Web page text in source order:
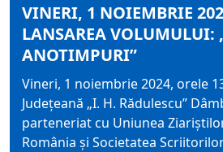
VINERI, 1 NOIEMBRIE
LANSAREA VOLUMULUI:
ANOTIMPURI”
Vineri, 1 noiembrie 2024, orele
Judeţeană „I. H. Rădulescu”
parteneriat cu Uniunea
România și Societatea